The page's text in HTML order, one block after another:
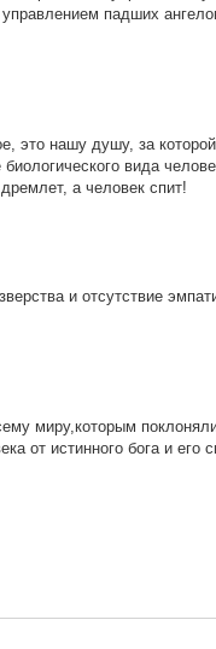
падших
это нашу душу, за
вида
а человек спит!
и отсутствие
миру,которым
от истинного бога и его